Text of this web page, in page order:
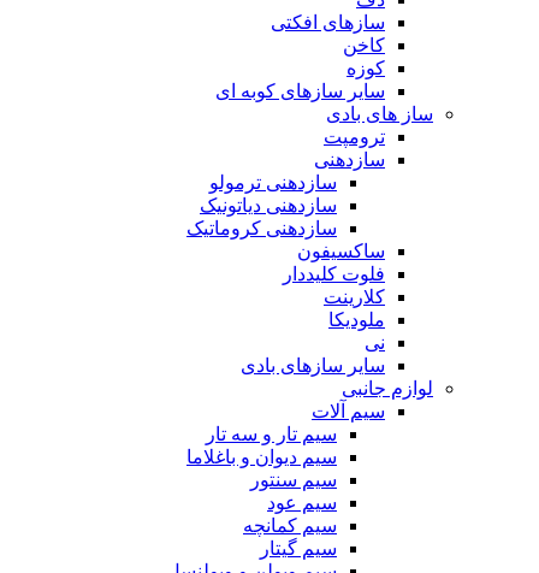
سازهای افکتی
کاخن
کوزه
سایر سازهای کوبه ای
ساز های بادی
ترومپت
سازدهنی
سازدهنی ترمولو
سازدهنی دیاتونیک
سازدهنی کروماتیک
ساکسیفون
فلوت کلیددار
کلارینت
ملودیکا
نی
سایر سازهای بادی
لوازم جانبی
سیم آلات
سیم تار و سه تار
سیم دیوان و باغلاما
سیم سنتور
سیم عود
سیم کمانچه
سیم گیتار